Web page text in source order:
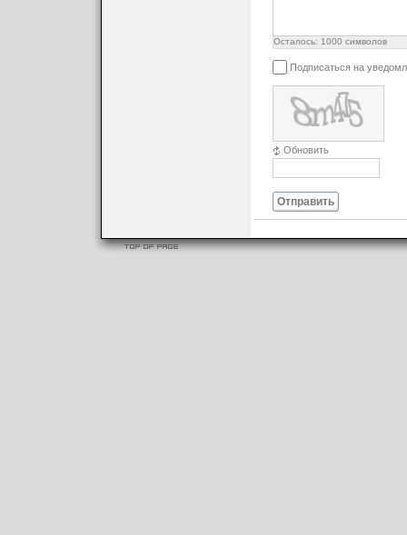
Осталось: 1000 символов
Подписаться на
Обновить
Отправить